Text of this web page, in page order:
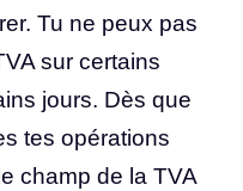
Tu ne peux pas
sur certains
jours. Dès que
tes opérations
champ de la TVA